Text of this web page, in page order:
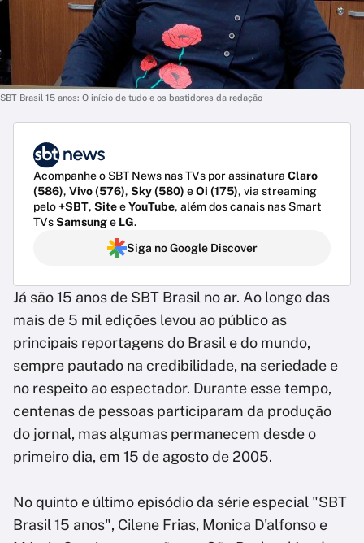
SBT Brasil 15 anos: O início de tudo e os bastidores da redação
Acompanhe o SBT News nas TVs por assinatura Claro
(586), Vivo (576), Sky (580) eOi (175), via streaming
pelo+SBT, SiteeYouTube, além dos canais nas Smart
TVsSamsunge LG.
Siga no Google Discover
Já são 15 anos de SBT Brasil no ar. Ao longo das
mais de 5 mil edições levou ao público as
principais reportagens do Brasil e do mundo,
sempre pautado na credibilidade, na seriedade e
no respeito ao espectador. Durante esse tempo,
centenas de pessoas participaram da produção
do jornal, mas algumas permanecem desde o
primeiro dia, em 15 de agosto de 2005.
No quinto e último episódio da série especial "SBT
Brasil 15 anos", Cilene Frias, Monica D'alfonso e